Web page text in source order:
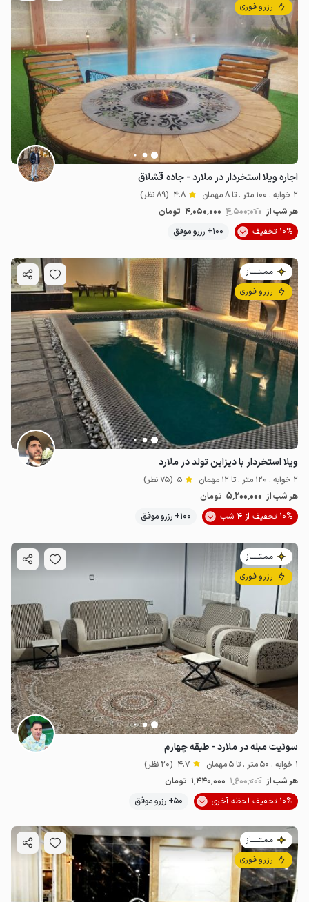
رزرو فوری
اجاره ویلا استخردار در ملارد - جاده قشلاق
2 خوابه . 100 متر . تا 8 مهمان 4.8 (89 نظر)
هر شب از 4٬500٬000 4٬050٬000 تومان
10% تخفیف
100+ رزرو موفق
مـمـتــــــاز
رزرو فوری
ویلا استخردار با دیزاین تولد در ملارد
2 خوابه . 120 متر . تا 12 مهمان 5 (75 نظر)
هر شب از 5٬200٬000 تومان
10% تخفیف از 4 شب
100+ رزرو موفق
مـمـتــــــاز
رزرو فوری
سوئیت مبله در ملارد - طبقه چهارم
1 خوابه . 50 متر . تا 5 مهمان 4.7 (20 نظر)
هر شب از 1٬600٬000 1٬440٬000 تومان
10% تخفیف لحظه آخری
50+ رزرو موفق
مـمـتــــــاز
رزرو فوری